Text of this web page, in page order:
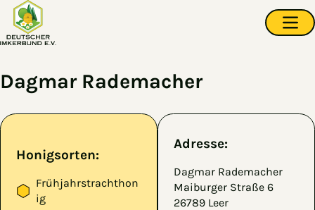
Zum Hauptinhalt springen
Dagmar Rademacher
Honigsorten:
Frühjahrstrachthon
ig
Adresse:
Dagmar Rademacher
Maiburger Straße 6
26789 Leer